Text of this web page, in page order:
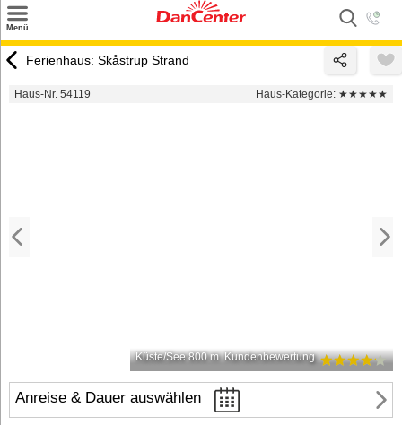
Menü
Urlaubsziele
Ferienhaus: Skåstrup Strand
Haus-Nr. 54119 Haus-Kategorie: ★★★★★
Küste/See 800 m Kundenbewertung
Anreise & Dauer auswählen